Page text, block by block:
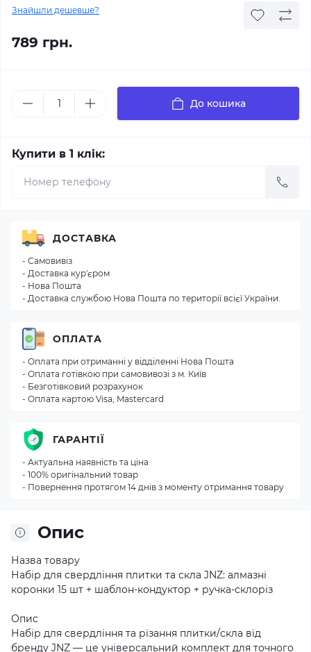
Знайшли дешевше?
789 грн.
До кошика
Купити в 1 клік:
Опис
Назва товару
Набір для свердління плитки та скла JNZ: алмазні
коронки 15 шт + шаблон-кондуктор + ручка-склоріз
Опис
Набір для свердління та різання плитки/скла від
бренду JNZ — це універсальний комплект для точного
ДОСТАВКА
- Самовивіз
- Доставка кур'єром
- Нова Пошта
- Доставка службою Нова Пошта по території всієї України.
ОПЛАТА
- Оплата при отриманні у відділенні Нова Пошта
- Оплата готівкою при самовивозі з м. Київ
- Безготівковий розрахунок
- Оплата картою Visa, Mastercard
ГАРАНТІЇ
- Актуальна наявність та ціна
- 100% оригінальний товар
- Повернення протягом 14 днів з моменту отримання товару